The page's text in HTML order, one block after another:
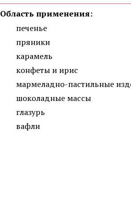
Область применения:
печенье
пряники
карамель
конфеты и ирис
мармеладно-пастильные
шоколадные массы
глазурь
вафли